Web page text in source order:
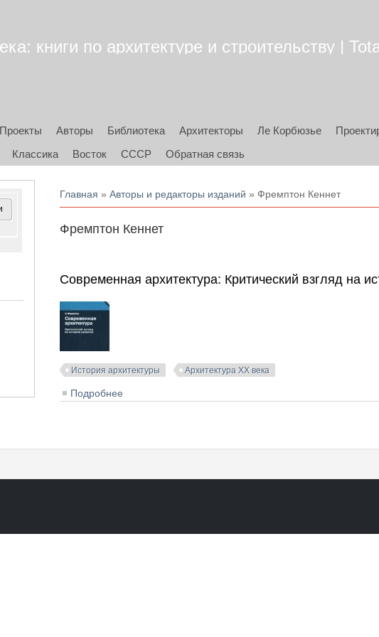
книги по архитектуре и строительству |
Проекты Авторы Библиотека Архитекторы Ле Корбюзье
Классика Восток СССР Обратная связь
Вы здесь
Главная »Авторы и редакторы изданий » Фремптон Кеннет
Фремптон Кеннет
Современная архитектура: Критический взгляд на
История архитектуры Архитектура XX века
Подробнее